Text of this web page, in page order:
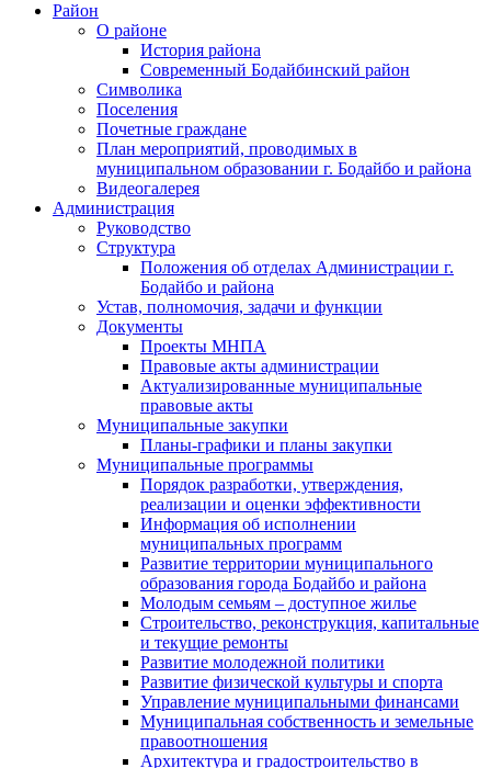
Район
О районе
История района
Современный Бодайбинский район
Символика
Поселения
Почетные граждане
План мероприятий, проводимых в
муниципальном образовании г. Бодайбо и района
Видеогалерея
Администрация
Руководство
Структура
Положения об отделах Администрации г.
Бодайбо и района
Устав, полномочия, задачи и функции
Документы
Проекты МНПА
Правовые акты администрации
Актуализированные муниципальные
правовые акты
Муниципальные закупки
Планы-графики и планы закупки
Муниципальные программы
Порядок разработки, утверждения,
реализации и оценки эффективности
Информация об исполнении
муниципальных программ
Развитие территории муниципального
образования города Бодайбо и района
Молодым семьям – доступное жилье
Строительство, реконструкция, капитальные
и текущие ремонты
Развитие молодежной политики
Развитие физической культуры и спорта
Управление муниципальными финансами
Муниципальная собственность и земельные
правоотношения
Архитектура и градостроительство в